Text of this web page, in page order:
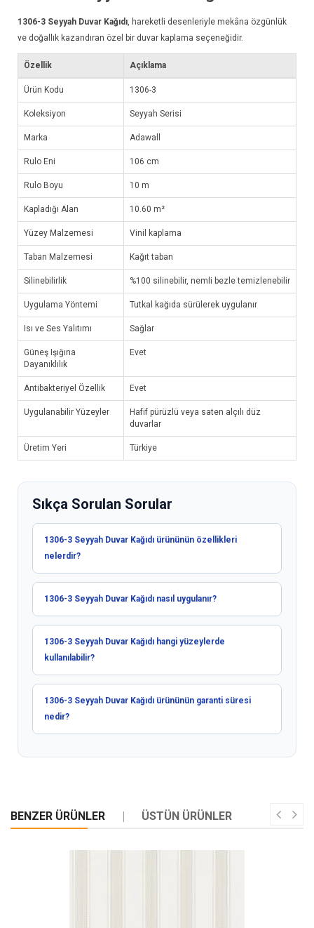
1306-3 Seyyah Duvar Kağıdı , hareketli desenleriyle mekâna özgünlük
ve doğallık kazandıran özel bir duvar kaplama seçeneğidir.
Özellik Açıklama
Ürün Kodu 1306-3
Koleksiyon Seyyah Serisi
Marka Adawall
Rulo Eni 106 cm
Rulo Boyu 10 m
Kapladığı Alan 10.60 m²
Yüzey Malzemesi Vinil kaplama
Taban Malzemesi Kağıt taban
Silinebilirlik %100 silinebilir, nemli bezle temizlenebilir
Uygulama Yöntemi Tutkal kağıda sürülerek uygulanır
Isı ve Ses Yalıtımı Sağlar
Güneş Işığına
Dayanıklılık
Evet
Antibakteriyel Özellik Evet
Uygulanabilir Yüzeyler
Hafif pürüzlü veya saten alçılı düz
duvarlar
Üretim Yeri Türkiye
Sıkça Sorulan Sorular
1306-3 Seyyah Duvar Kağıdı ürününün özellikleri
nelerdir?
1306-3 Seyyah Duvar Kağıdı nasıl uygulanır?
1306-3 Seyyah Duvar Kağıdı hangi yüzeylerde
kullanılabilir?
1306-3 Seyyah Duvar Kağıdı ürününün garanti süresi
nedir?
BENZER ÜRÜNLER ÜSTÜN ÜRÜNLER